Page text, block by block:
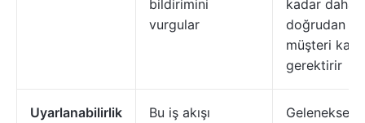
bildirimini
vurgular
kadar daha
doğrudan
müşteri
gerektirir
Uyarlanabilirlik
Bu iş akışı
Geleneksel